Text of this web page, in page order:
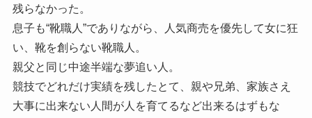
残らなかった。
息子も“靴職人”でありながら、人気商売を優先して女に狂
い、靴を創らない靴職人。
親父と同じ中途半端な夢追い人。
競技でどれだけ実績を残したとて、親や兄弟、家族さえ
大事に出来ない人間が人を育てるなど出来るはずもな